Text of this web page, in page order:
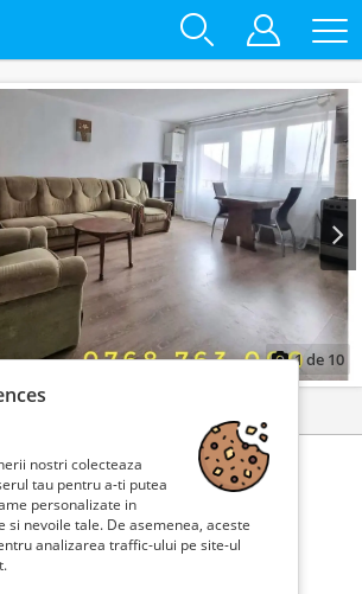
Next
1de 10
camere de vanzare
Targoviste,
nostri colecteaza
tau pentru a-ti putea
personalizate in
si nevoile tale. De asemenea, aceste
analizarea traffic-ului pe site-ul